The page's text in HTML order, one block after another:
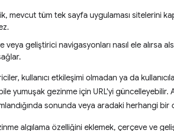
mevcut tüm tek sayfa uygulaması sitelerini
veya geliştirici navigasyonları nasıl ele alırsa
kullanıcı etkileşimi olmadan ya da
yumuşak gezinme için URL'yi güncelleyebilir.
sonunda veya aradaki herhangi
algılama özelliğini eklemek, çerçeve ve